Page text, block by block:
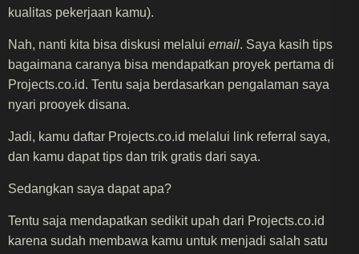
kualitas pekerjaan kamu).
Nah, nanti kita bisa diskusi melalui email. Saya kasih tips
bagaimana caranya bisa mendapatkan proyek pertama di
Projects.co.id. Tentu saja berdasarkan pengalaman saya
nyari prooyek disana.
Jadi, kamu daftar Projects.co.id melalui link referral saya,
dan kamu dapat tips dan trik gratis dari saya.
Sedangkan saya dapat apa?
Tentu saja mendapatkan sedikit upah dari Projects.co.id
karena sudah membawa kamu untuk menjadi salah satu